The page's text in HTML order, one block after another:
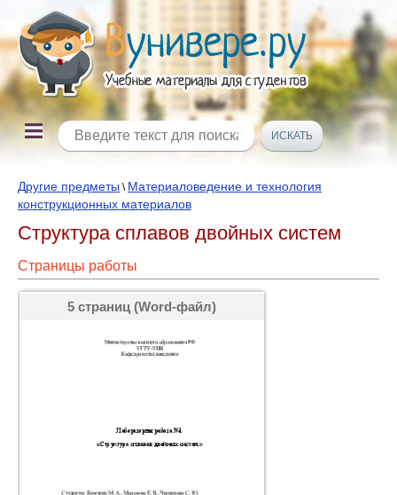
Другие предметы \ Материаловедение и технология
конструкционных материалов
Структура сплавов двойных систем
Страницы работы
5 страниц (Word-файл)